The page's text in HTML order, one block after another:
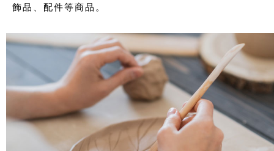
飾品、配件等商品。